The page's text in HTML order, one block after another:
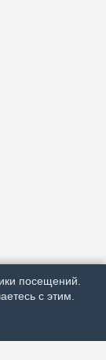
посещений.
с этим.